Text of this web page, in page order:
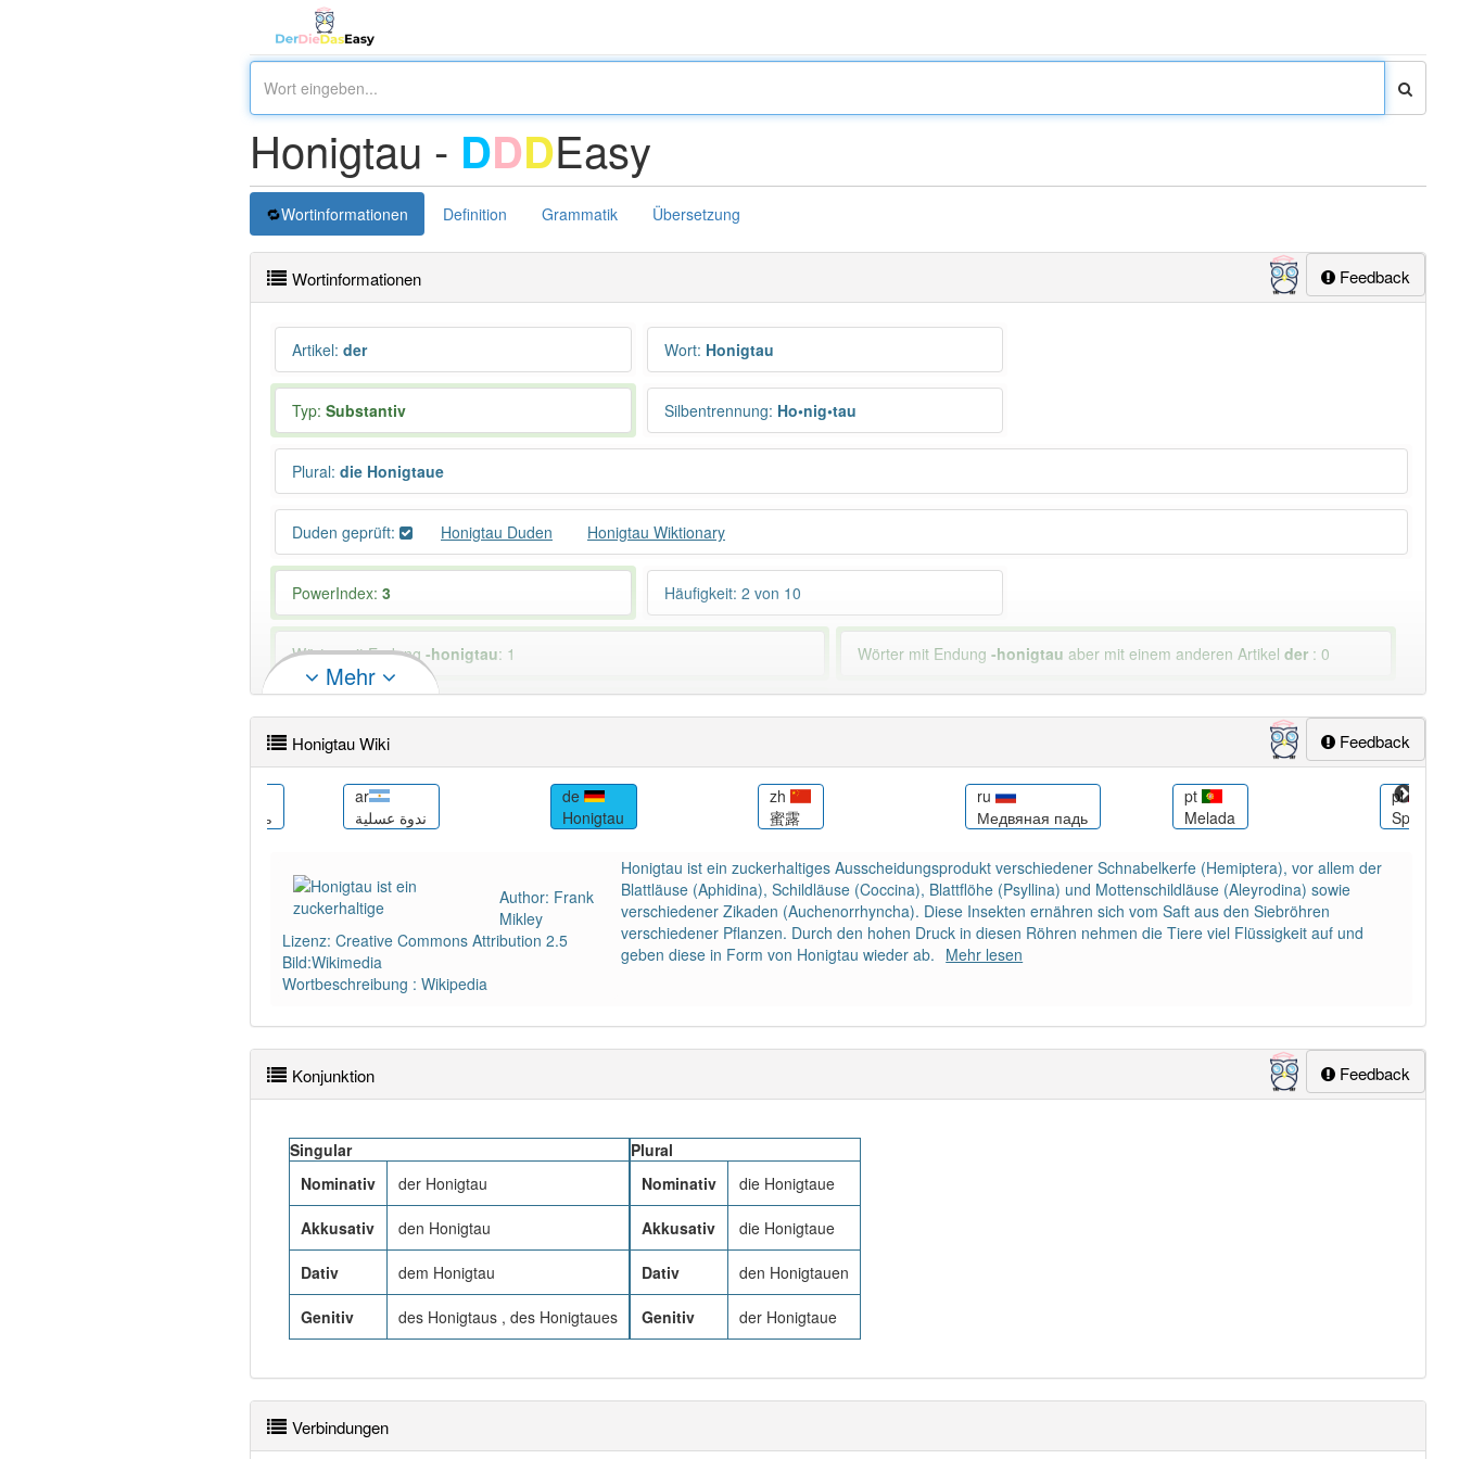
Honigtau - DDDEasy
Wortinformationen Definition Grammatik Übersetzung
Feedback
Wortinformationen
Artikel: der Wort: Honigtau
Typ: Substantiv Silbentrennung: Ho•nig•tau
Plural: die Honigtaue
Duden geprüft: Honigtau Duden Honigtau Wiktionary
PowerIndex: 3 Häufigkeit: 2 von 10
Wörter mit Endung -honigtau: 1 Wörter mit Endung-honigtau aber mit einem anderen Artikelder : 0
98% unserer Spielapp-Nutzer haben den Artikel korrekt erraten.
Mehr
Feedback
Honigtau Wiki
Мядзвяная падзь
ar
ندوة عسلية
de
Honigtau
zh
蜜露
ru
Медвяная падь
pt
Melada
pl
Spadź
Author: Frank
Mikley
Lizenz: Creative Commons Attribution 2.5
Bild:Wikimedia
Wortbeschreibung : Wikipedia
Honigtau ist ein zuckerhaltiges Ausscheidungsprodukt verschiedener Schnabelkerfe (Hemiptera), vor allem der
Blattläuse (Aphidina), Schildläuse (Coccina), Blattflöhe (Psyllina) und Mottenschildläuse (Aleyrodina) sowie
verschiedener Zikaden (Auchenorrhyncha). Diese Insekten ernähren sich vom Saft aus den Siebröhren
verschiedener Pflanzen. Durch den hohen Druck in diesen Röhren nehmen die Tiere viel Flüssigkeit auf und
geben diese in Form von Honigtau wieder ab. Mehr lesen
Feedback
Konjunktion
Singular
Nominativ
der Honigtau
Akkusativ den Honigtau
Dativ dem Honigtau
Genitiv des Honigtaus , des Honigtaues
Plural
Nominativ
die Honigtaue
Akkusativ die Honigtaue
Dativ den Honigtauen
Genitiv der Honigtaue
Verbindungen